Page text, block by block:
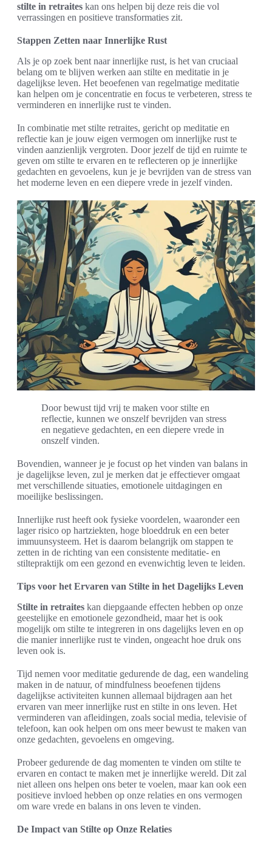
stilte in retraites kan ons helpen bij deze reis die vol
verrassingen en positieve transformaties zit.
Stappen Zetten naar Innerlijke Rust
Als je op zoek bent naar innerlijke rust, is het van cruciaal
belang om te blijven werken aan stilte en meditatie in je
dagelijkse leven. Het beoefenen van regelmatige meditatie
kan helpen om je concentratie en focus te verbeteren, stress te
verminderen en innerlijke rust te vinden.
In combinatie met stilte retraites, gericht op meditatie en
reflectie kan je jouw eigen vermogen om innerlijke rust te
vinden aanzienlijk vergroten. Door jezelf de tijd en ruimte te
geven om stilte te ervaren en te reflecteren op je innerlijke
gedachten en gevoelens, kun je je bevrijden van de stress van
het moderne leven en een diepere vrede in jezelf vinden.
Door bewust tijd vrij te maken voor stilte en
reflectie, kunnen we onszelf bevrijden van stress
en negatieve gedachten, en een diepere vrede in
onszelf vinden.
Bovendien, wanneer je je focust op het vinden van balans in
je dagelijkse leven, zul je merken dat je effectiever omgaat
met verschillende situaties, emotionele uitdagingen en
moeilijke beslissingen.
Innerlijke rust heeft ook fysieke voordelen, waaronder een
lager risico op hartziekten, hoge bloeddruk en een beter
immuunsysteem. Het is daarom belangrijk om stappen te
zetten in de richting van een consistente meditatie- en
stiltepraktijk om een gezond en evenwichtig leven te leiden.
Tips voor het Ervaren van Stilte in het Dagelijks Leven
Stilte in retraites kan diepgaande effecten hebben op onze
geestelijke en emotionele gezondheid, maar het is ook
mogelijk om stilte te integreren in ons dagelijks leven en op
die manier innerlijke rust te vinden, ongeacht hoe druk ons
leven ook is.
Tijd nemen voor meditatie gedurende de dag, een wandeling
maken in de natuur, of mindfulness beoefenen tijdens
dagelijkse activiteiten kunnen allemaal bijdragen aan het
ervaren van meer innerlijke rust en stilte in ons leven. Het
verminderen van afleidingen, zoals social media, televisie of
telefoon, kan ook helpen om ons meer bewust te maken van
onze gedachten, gevoelens en omgeving.
Probeer gedurende de dag momenten te vinden om stilte te
ervaren en contact te maken met je innerlijke wereld. Dit zal
niet alleen ons helpen ons beter te voelen, maar kan ook een
positieve invloed hebben op onze relaties en ons vermogen
om ware vrede en balans in ons leven te vinden.
De Impact van Stilte op Onze Relaties